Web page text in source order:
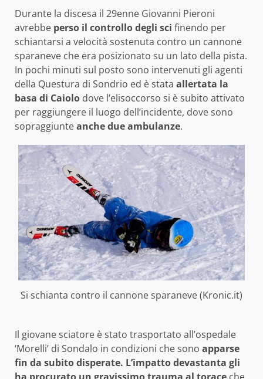
Durante la discesa il 29enne Giovanni Pieroni
avrebbe perso il controllo degli sci finendo per
schiantarsi a velocità sostenuta contro un cannone
sparaneve che era posizionato su un lato della pista.
In pochi minuti sul posto sono intervenuti gli agenti
della Questura di Sondrio ed è stata allertata la
basa di Caiolo dove l’elisoccorso si è subito attivato
per raggiungere il luogo dell’incidente, dove sono
sopraggiunteanche due ambulanze.
Si schianta contro il cannone sparaneve (Kronic.it)
Il giovane sciatore è stato trasportato all’ospedale
‘Morelli’ di Sondalo in condizioni che sono apparse
fin da subito disperate. L’impatto devastanta gli